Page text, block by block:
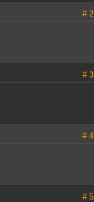
# 2
# 3
# 4
# 5